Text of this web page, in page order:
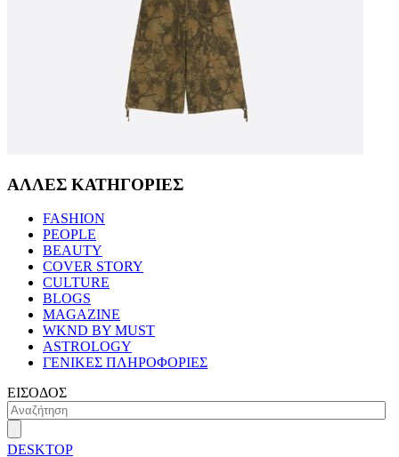
ΑΛΛΕΣ ΚΑΤΗΓΟΡΙΕΣ
FASHION
PEOPLE
BEAUTY
COVER STORY
CULTURE
BLOGS
MAGAZINE
WKND BY MUST
ASTROLOGY
ΓΕΝΙΚΕΣ ΠΛΗΡΟΦΟΡΙΕΣ
ΕΙΣΟΔΟΣ
DESKTOP